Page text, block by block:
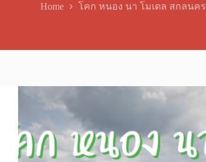
Home โคก หนอง นา โมเดล สกลนคร